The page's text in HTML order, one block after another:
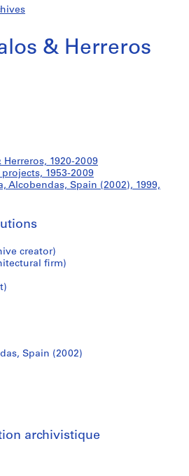
& Herreros
1920-2009
1953-2009
Alcobendas, Spain (2002), 1999,
creator)
firm)
Spain (2002)
archivistique